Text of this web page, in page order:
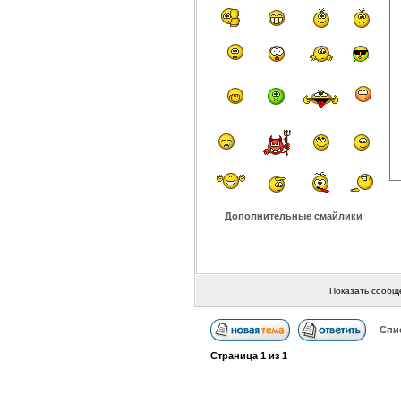
Дополнительные смайлики
Показать
Страница 1из 1